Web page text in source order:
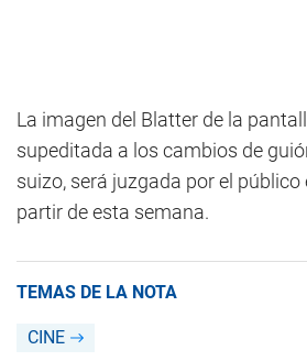
La imagen del Blatter de la
supeditada a los cambios de
suizo, será juzgada por el
partir de esta semana.
TEMAS DE LA NOTA
CINE